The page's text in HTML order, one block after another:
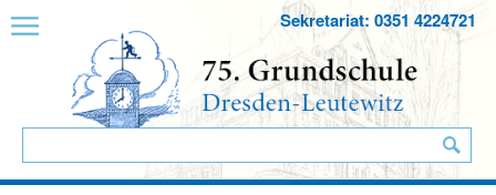
Sekretariat: 0351 4224721